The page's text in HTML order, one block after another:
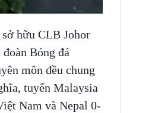
hữu CLB Johor
Bóng đá
môn đều chung
tuyển Malaysia
Nam và Nepal 0-